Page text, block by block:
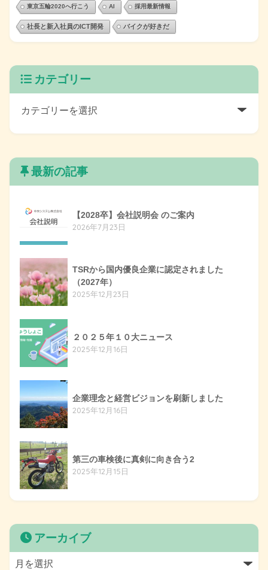
東京五輪2020へ行こう AI 採用最新情報
社長と新入社員のICT開発 バイクが好きだ
カテゴリー
最新の記事
【2028卒】会社説明会 のご案内
2026年7月23日
TSRから国内優良企業に認定されました
（2027年）
2025年12月23日
２０２５年１０大ニュース
2025年12月16日
企業理念と経営ビジョンを刷新しました
2025年12月16日
第三の車検後に真剣に向き合う2
2025年12月15日
アーカイブ